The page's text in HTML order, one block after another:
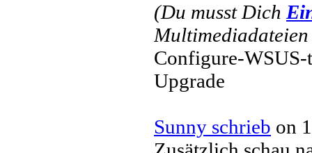
(Du musst Dich
Configure-
Upgrade
Sunny schrieb on